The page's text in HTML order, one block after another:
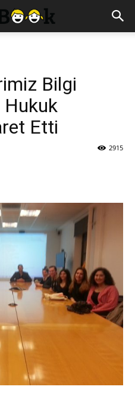
Bilgi
Hukuk
Etti
2915